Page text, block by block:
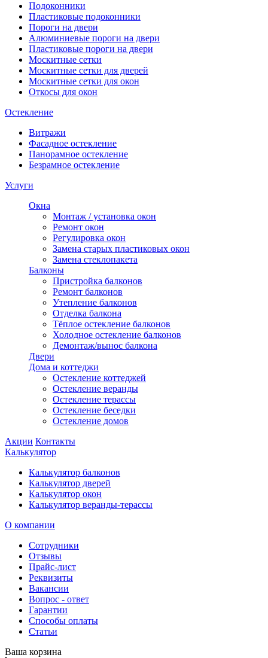
Подоконники
Пластиковые подоконники
Пороги на двери
Алюминиевые пороги на двери
Пластиковые пороги на двери
Москитные сетки
Москитные сетки для дверей
Москитные сетки для окон
Откосы для окон
Остекление
Витражи
Фасадное остекление
Панорамное остекление
Безрамное остекление
Услуги
Окна
Монтаж / установка окон
Ремонт окон
Регулировка окон
Замена старых пластиковых окон
Замена стеклопакета
Балконы
Пристройка балконов
Ремонт балконов
Утепление балконов
Отделка балкона
Тёплое остекление балконов
Холодное остекление балконов
Демонтаж/вынос балкона
Двери
Дома и коттеджи
Остекление коттеджей
Остекление веранды
Остекление терассы
Остекление беседки
Остекление домов
Акции Контакты
Калькулятор
Калькулятор балконов
Калькулятор дверей
Калькулятор окон
Калькулятор веранды-терассы
О компании
Сотрудники
Отзывы
Прайс-лист
Реквизиты
Вакансии
Вопрос - ответ
Гарантии
Способы оплаты
Статьи
Ваша корзина